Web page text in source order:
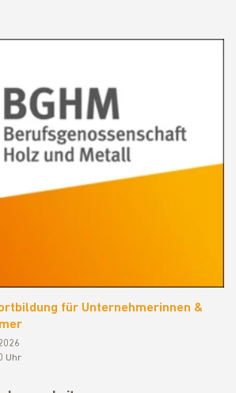
für Unternehmerinnen &
Uhr